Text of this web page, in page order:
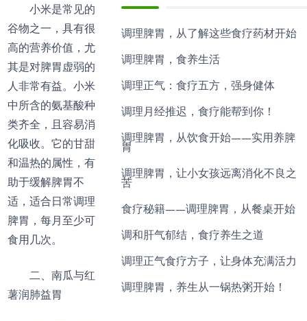
小米是常见的
谷物之一，具有很
高的营养价值，尤
其是对脾胃虚弱的
人非常有益。小米
中所含的氨基酸种
类齐全，且容易消
化吸收。它的甘甜
和温热的属性，有
助于缓解脾胃不
适，适合日常调理
脾胃，每月至少可
食用几次。
二、南瓜与红
薯润肺益胃
调理脾胃，从了解这些食疗药材开始
调理脾胃，食养生活
调理正气：食疗五方，强身健体
调理月经推迟，食疗能帮到你！
调理脾胃，从饮食开始——实用养脾
胃
调理脾胃，让小女孩远离消化不良之
苦
食疗秘籍——调理脾胃，从餐桌开始
调和肝气郁结，食疗养生之道
调理正气食疗方子，让身体充满活力
调理脾胃，养生从一锅热粥开始！